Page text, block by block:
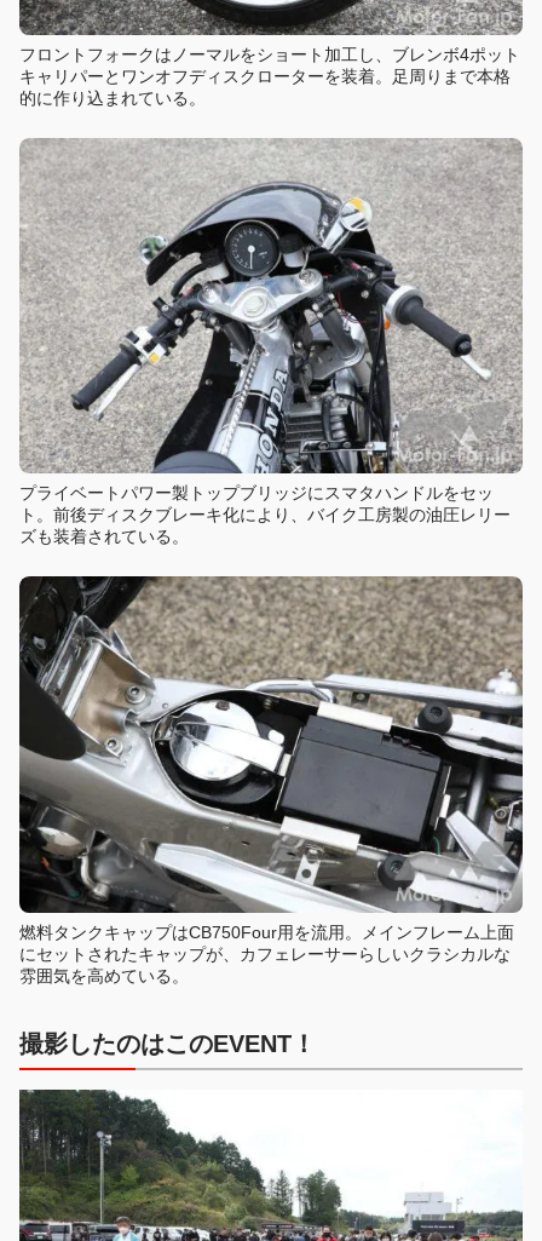
フロントフォークはノーマルをショート加工し、ブレンボ4ポット
キャリパーとワンオフディスクローターを装着。足周りまで本格
的に作り込まれている。
プライベートパワー製トップブリッジにスマタハンドルをセッ
ト。前後ディスクブレーキ化により、バイク工房製の油圧レリー
ズも装着されている。
燃料タンクキャップはCB750Four用を流用。メインフレーム上面
にセットされたキャップが、カフェレーサーらしいクラシカルな
雰囲気を高めている。
撮影したのはこのEVENT！